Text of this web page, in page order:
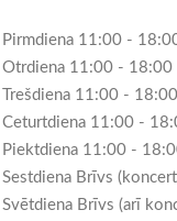
Pirmdiena 11:00 -
Otrdiena 11:00 - 18:00
Trešdiena 11:00 - 18:00
Ceturtdiena 11:00 -
Piektdiena 11:00 -
Sestdiena Brīvs
Svētdiena Brīvs (arī